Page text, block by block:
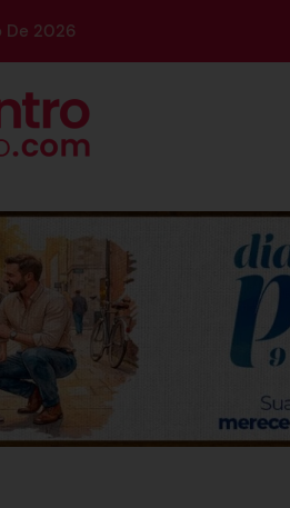
De 2026